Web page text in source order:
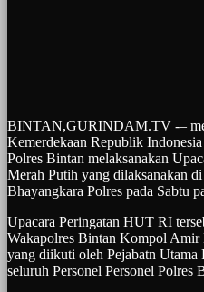
BINTAN,GURINDAM.TV -–
Kemerdekaan Republik
Polres Bintan melaksanakan
Merah Putih yang dilaksanakan di
Bhayangkara Polres pada Sabtu
Upacara Peringatan HUT RI
Wakapolres Bintan Kompol
yang diikuti oleh Pejabatn Utama
seluruh Personel Personel Polres